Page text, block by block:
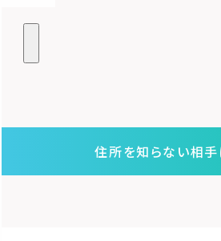
住所を知らない相手